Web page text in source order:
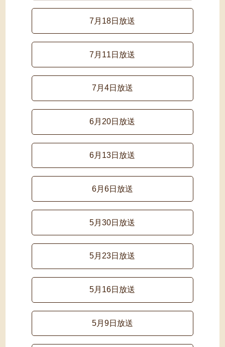
7月18日放送
7月11日放送
7月4日放送
6月20日放送
6月13日放送
6月6日放送
5月30日放送
5月23日放送
5月16日放送
5月9日放送